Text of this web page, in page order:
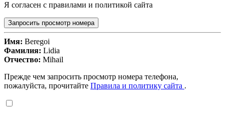
Я согласен с правилами и политикой сайта
Запросить просмотр номера
Имя: Beregoi
Фамилия: Lidia
Отчество: Mihail
Прежде чем запросить просмотр номера телефона,
пожалуйста, прочитайте Правила и политику сайта .